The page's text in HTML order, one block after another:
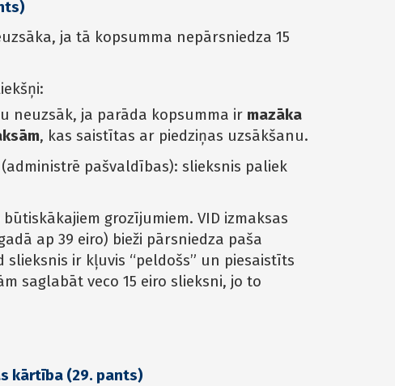
ja tā kopsumma nepārsniedza 15
neuzsāk, ja parāda kopsumma ir mazāka
, kas saistītas ar piedziņas uzsākšanu.
pašvaldības): slieksnis paliek
grozījumiem. VID izmaksas
ap 39 eiro) bieži pārsniedza paša
ir kļuvis “peldošs” un piesaistīts
saglabāt veco 15 eiro slieksni, jo to
kārtība (29. pants)